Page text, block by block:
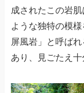
成されたこの岩
ような独特の模
屏風岩」と呼ば
あり、見ごたえ十